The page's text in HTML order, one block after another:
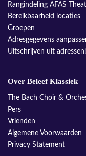
Rangindeling AFAS
Bereikbaarheid locaties
Groepen
Adresgegevens
Uitschrijven uit
Over Beleef Klassiek
The Bach Choir &
Pers
Vrienden
Algemene Voorwaarden
Privacy Statement